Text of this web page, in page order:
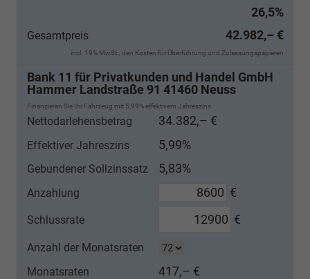
26,5%
Gesamtpreis 42.982,– €
incl. 19% MwSt., den Kosten für Überführung und Zulassungspapieren
Bank 11 für Privatkunden und Handel GmbH
Hammer Landstraße 91 41460 Neuss
Finanzieren Sie Ihr Fahrzeug mit 5,99% effektivem Jahreszins.
Nettodarlehensbetrag 34.382,– €
Effektiver Jahreszins 5,99%
Gebundener Sollzinssatz 5,83%
Anzahlung €
Schlussrate €
Anzahl der Monatsraten
Monatsraten
417,– €